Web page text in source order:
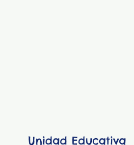
Unidad Educativa